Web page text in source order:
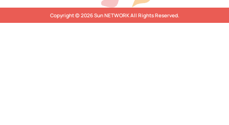
Copyright © 2026 Sun NETWORK All Rights Reserved.